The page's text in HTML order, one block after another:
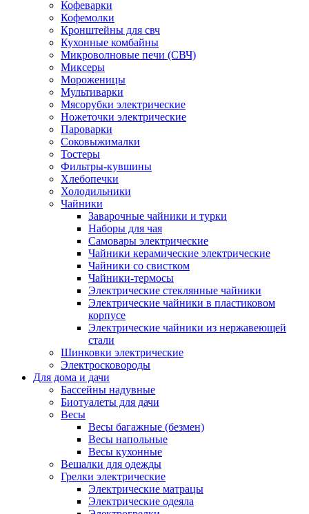
Кофеварки
Кофемолки
Кронштейны для свч
Кухонные комбайны
Микроволновые печи (СВЧ)
Миксеры
Мороженицы
Мультиварки
Мясорубки электрические
Ножеточки электрические
Пароварки
Соковыжималки
Тостеры
Фильтры-кувшины
Хлебопечки
Холодильники
Чайники
Заварочные чайники и турки
Наборы для чая
Самовары электрические
Чайники керамические электрические
Чайники со свистком
Чайники-термосы
Электрические стеклянные чайники
Электрические чайники в пластиковом
корпусе
Электрические чайники из нержавеющей
стали
Шинковки электрические
Электросковороды
Для дома и дачи
Бассейны надувные
Биотуалеты для дачи
Весы
Весы багажные (безмен)
Весы напольные
Весы кухонные
Вешалки для одежды
Грелки электрические
Электрические матрацы
Электрические одеяла